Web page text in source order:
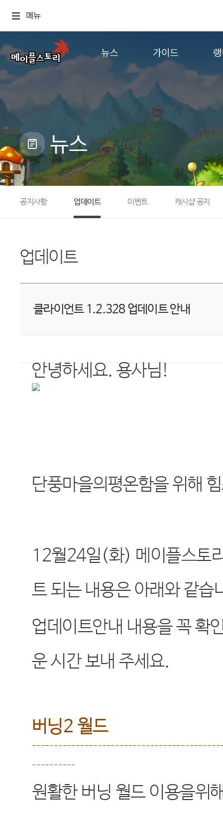
메뉴
뉴스
공지사항
업데이트
캐시샵 공지
메이플 알림판
with maple
가이드
게임정보
직업소개
확률형 아이템
NEXON NOW
뉴스
공지사항 업데이트 이벤트 캐시샵 공지
업데이트
클라이언트 1.2.328 업데이트 안내
안녕하세요. 용사님 !
단풍마을의평온함을 위해
12월24일 (화) 메이플스토
트 되는 내용은 아래와 같습
업데이트안내 내용을 꼭 확
운 시간 보내 주세요.
버닝2 월드
----------
원활한 버닝 월드 이용을위